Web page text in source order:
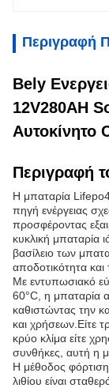
Περιγραφή
Bely
12V280AH
Αυτοκίνητο
Περιγραφή
Η μπαταρία Lifepo4
πηγή ενέργειας
προσφέροντας
κυκλική μπαταρία
βασίλειο των
αποδοτικότητα και
Με εντυπωσιακό
60°C, η μπαταρία
καθιστώντας την
και χρήσεων.Είτε
κρύο κλίμα είτε
συνθήκες, αυτή η
Η μέθοδος
λιθίου είναι